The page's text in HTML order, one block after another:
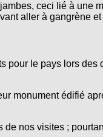
ceci lié à une
aller à gangrène
pour le pays lors
monument édifié
de nos visites ;